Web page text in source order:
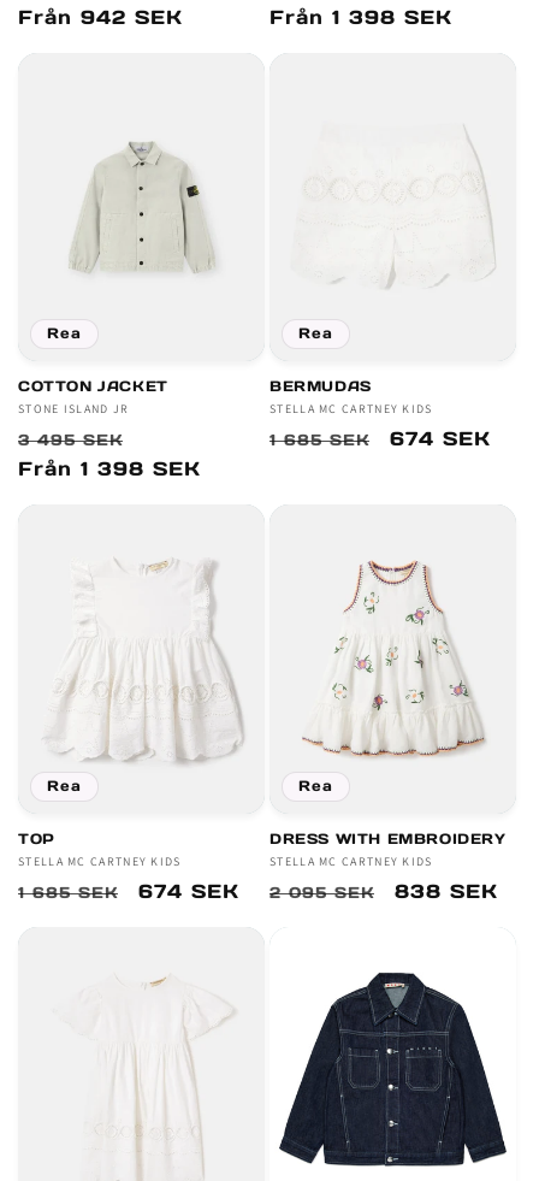
pris
Från 942 SEK
pris
Från 1 398 SEK
Rea
COTTON JACKET
Säljare:
STONE ISLAND JR
Ordinarie
pris
3 495 SEK
Försäljningspris
Från 1 398 SEK
Rea
BERMUDAS
Säljare:
STELLA MC CARTNEY KIDS
Ordinarie
1 685 SEK 674 SEK
Rea
TOP
Säljare:
STELLA MC CARTNEY KIDS
Ordinarie
1 685 SEK Försäljningspris
674 SEK
Rea
DRESS WITH EMBROIDERY
Säljare:
STELLA MC CARTNEY KIDS
Ordinarie
2 095 SEK 838 SEK